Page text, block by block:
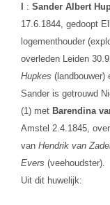
: Sander Albert
17.6.1844, gedoopt
logementhouder
overleden Leiden
Hupkes (landbouwer)
Sander is getrouwd
(1) met Barendina
Amstel 2.4.1845,
van Hendrik van
Evers (veehoudster).
Uit dit huwelijk: